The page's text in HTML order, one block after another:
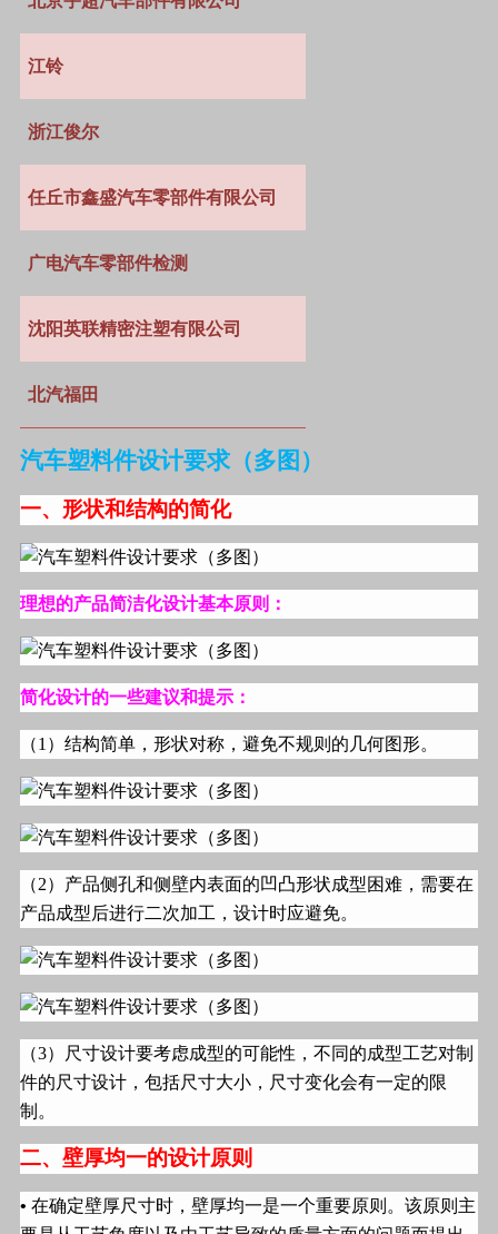
江铃
浙江俊尔
任丘市鑫盛汽车零部件有限公司
广电汽车零部件检测
沈阳英联精密注塑有限公司
北汽福田
汽车塑料件设计要求（多图）
一、形状和结构的简化
理想的产品简洁化设计基本原则：
简化设计的一些建议和提示：
（1 ）结构简单，形状对称，避免不规则的几何图形。
（2）产品侧孔和侧壁内表面的凹凸形状成型困难，需要在
产品成型后进行二次加工，设计时应避免。
（3）尺寸设计要考虑成型的可能性，不同的成型工艺对制
件的尺寸设计，包括尺寸大小，尺寸变化会有一定的限
制。
二、壁厚均一的设计原则
• 在确定壁厚尺寸时，壁厚均一是一个重要原则。该原则主